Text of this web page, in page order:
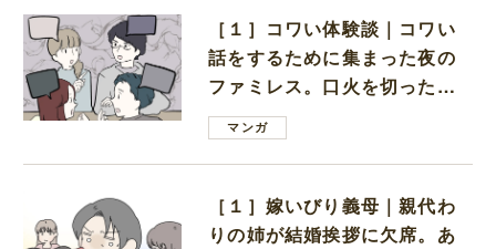
［１］コワい体験談｜コワい
話をするために集まった夜の
ファミレス。口火を切ったの
は電車好きの男の子ママ
マンガ
［１］嫁いびり義母｜親代わ
りの姉が結婚挨拶に欠席。あ